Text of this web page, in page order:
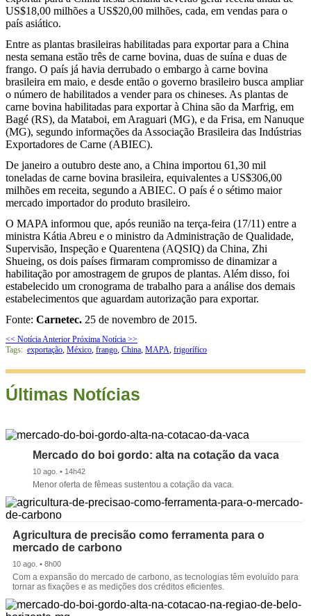
US$18,00 milhões a US$20,00 milhões, cada, em vendas para o
país asiático.
Entre as plantas brasileiras habilitadas para exportar para a China
nesta semana estão três de carne bovina, duas de suína e duas de
frango. O país já havia derrubado o embargo à carne bovina
brasileira em maio, e desde então o governo brasileiro busca ampliar
o número de habilitados a vender para os chineses. As plantas de
carne bovina habilitadas para exportar à China são da Marfrig, em
Bagé (RS), da Mataboi, em Araguari (MG), e da Frisa, em Nanuque
(MG), segundo informações da Associação Brasileira das Indústrias
Exportadores de Carne (ABIEC).
De janeiro a outubro deste ano, a China importou 61,30 mil
toneladas de carne bovina brasileira, equivalentes a US$306,00
milhões em receita, segundo a ABIEC. O país é o sétimo maior
mercado importador do produto brasileiro.
O MAPA informou que, após reunião na terça-feira (17/11) entre a
ministra Kátia Abreu e o ministro da Administração de Qualidade,
Supervisão, Inspeção e Quarentena (AQSIQ) da China, Zhi
Shueing, os dois países firmaram compromisso de dinamizar a
habilitação por amostragem de grupos de plantas. Além disso, foi
estabelecido um cronograma de trabalho para a análise dos demais
estabelecimentos que aguardam autorização para exportar.
Fonte: Carnetec. 25 de novembro de 2015.
<< Notícia Anterior Próxima Notícia >>
Tags: exportação, México, frango, China, MAPA, frigorífico
Últimas Notícias
Mercado do boi gordo: alta na cotação da vaca
10 ago. • 14h42
Menor oferta de fêmeas sustentou a cotação da vaca.
Agricultura de precisão como ferramenta para o
mercado de carbono
10 ago. • 8h00
Com a expansão do mercado de carbono, as tecnologias têm evoluído para
tornar as fixações e as medições dos créditos eficientes.